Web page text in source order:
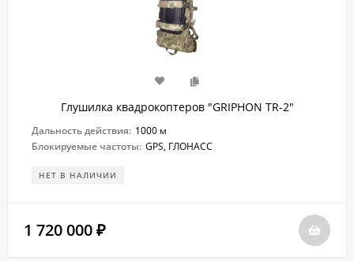
Глушилка квадрокоптеров "GRIPHON TR-2"
Дальность действия: 1000 м
Блокируемые частоты: GPS, ГЛОНАСС
НЕТ В НАЛИЧИИ
1 720 000 ₽